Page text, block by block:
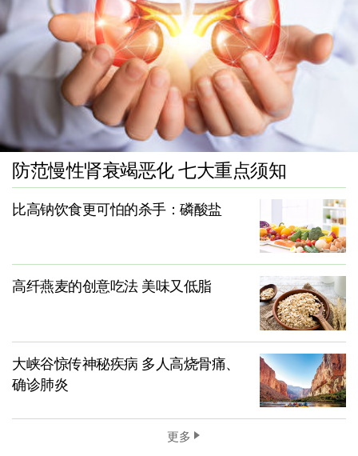
防范慢性肾衰竭恶化 七大重点须知
比高钠饮食更可怕的杀手：磷酸盐
高纤燕麦的创意吃法 美味又低脂
大峡谷惊传神秘疾病 多人高烧骨痛、
确诊肺炎
更多